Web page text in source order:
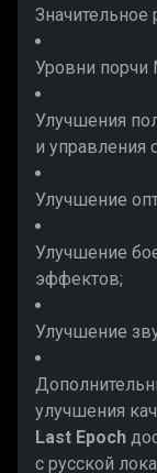
Уровни порчи
Улучшения
и управления
Улучшение
Улучшение
эффектов;
Улучшение
улучшения
Last Epoch
с русской